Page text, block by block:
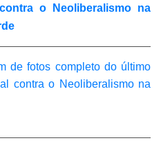
o Neoliberalismo na
de fotos completo do último
contra o Neoliberalismo na